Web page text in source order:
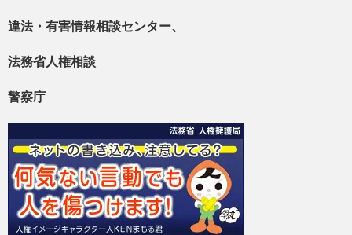
違法・有害情報相談センター、
法務省人権相談
警察庁